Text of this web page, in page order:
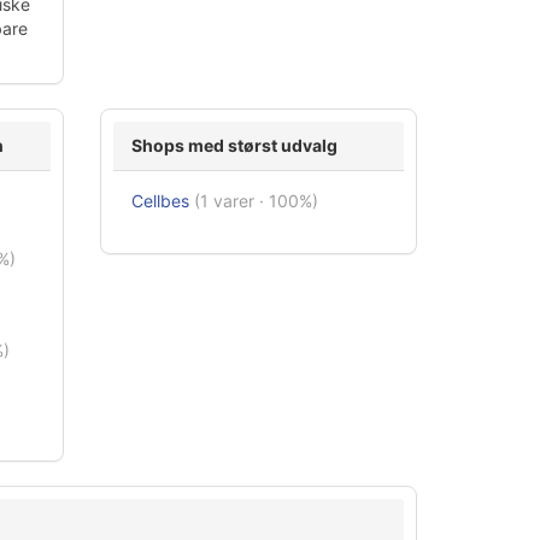
Shops med størst udvalg
Cellbes (1 varer · 100%)